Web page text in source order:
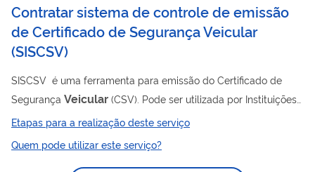
Contratar sistema de controle de emissão
de Certificado de Segurança Veicular
(SISCSV)
SISCSV é uma ferramenta para emissão do Certificado de
Segurança Veicular (CSV). Pode ser utilizada por Instituições
Técnicas Licenciadas (ITL), responsáveis pela inspeção técnica
SegurançaVeicularpara veículos modificados.
Etapas para a realização deste serviço
Quem pode utilizar este serviço?